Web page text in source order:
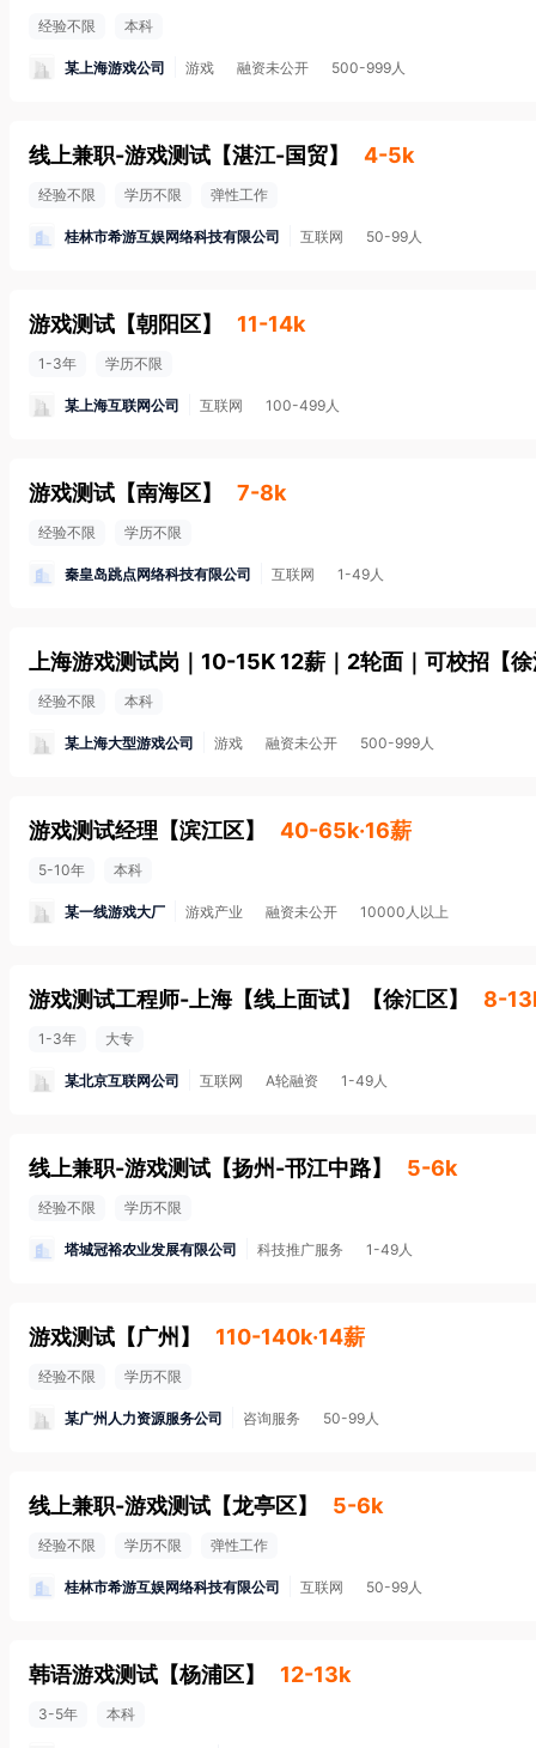
经验不限 本科
某上海游戏公司 游戏 融资未公开 500-999人
线上兼职-游戏测试 【湛江-国贸】 4-5k
经验不限 学历不限 弹性工作
桂林市希游互娱网络科技有限公司 互联网 50-99人
游戏测试 【朝阳区】 11-14k
1-3年 学历不限
某上海互联网公司 互联网 100-499人
游戏测试 【南海区】 7-8k
经验不限 学历不限
秦皇岛跳点网络科技有限公司 互联网 1-49人
上海游戏测试岗｜10-15K 12薪｜2轮面｜可校招 【
经验不限 本科
某上海大型游戏公司 游戏 融资未公开 500-999人
游戏测试经理 【滨江区】 40-65k·16薪
5-10年 本科
某一线游戏大厂 游戏产业 融资未公开 10000人以上
游戏测试工程师-上海【线上面试】 【徐汇区】 8-
1-3年 大专
某北京互联网公司 互联网 A轮融资 1-49人
线上兼职-游戏测试 【扬州-邗江中路】 5-6k
经验不限 学历不限
塔城冠裕农业发展有限公司 科技推广服务 1-49人
游戏测试 【广州 】 110-140k·14薪
经验不限 学历不限
某广州人力资源服务公司 咨询服务 50-99人
线上兼职-游戏测试 【龙亭区】 5-6k
经验不限 学历不限 弹性工作
桂林市希游互娱网络科技有限公司 互联网 50-99人
韩语游戏测试 【杨浦区】 12-13k
3-5年 本科